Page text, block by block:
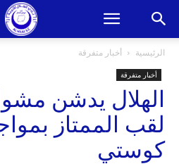
الرئيسية أخبار متفرقة
أخبار متفرقة
الهلال يدشن
لقب الممتاز
كوستي